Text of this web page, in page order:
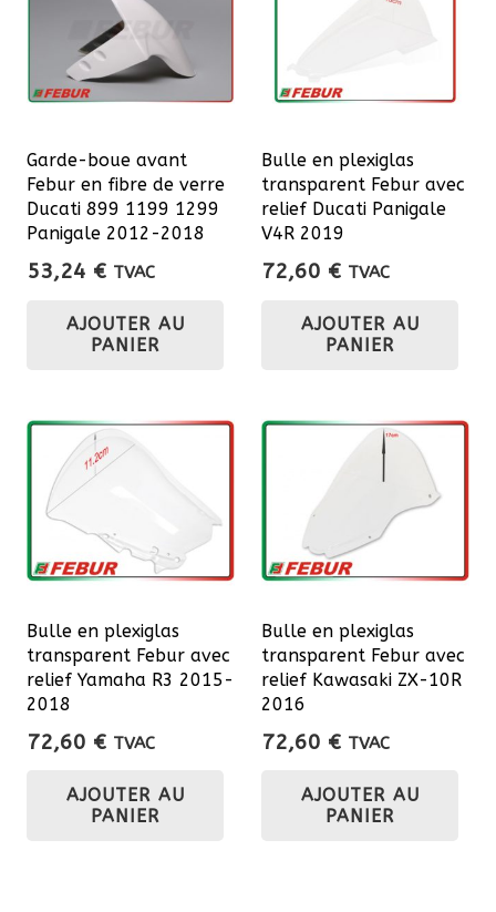
Garde-boue avant
Febur en fibre de verre
Ducati 899 1199 1299
Panigale 2012-2018
53,24 € TVAC
AJOUTER AU
PANIER
Bulle en plexiglas
transparent Febur avec
relief Ducati Panigale
V4R 2019
72,60 € TVAC
AJOUTER AU
PANIER
Bulle en plexiglas
transparent Febur avec
relief Yamaha R3 2015-
2018
72,60 € TVAC
AJOUTER AU
PANIER
Bulle en plexiglas
transparent Febur avec
relief Kawasaki ZX-10R
2016
72,60 € TVAC
AJOUTER AU
PANIER